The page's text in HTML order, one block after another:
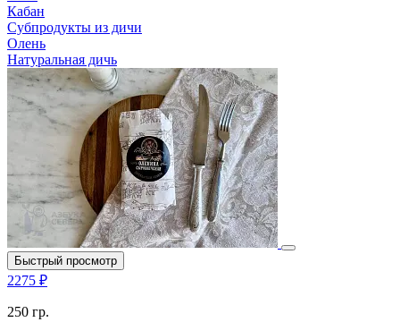
Кабан
Субпродукты из дичи
Олень
Натуральная дичь
Быстрый просмотр
2275 ₽
250 гр.